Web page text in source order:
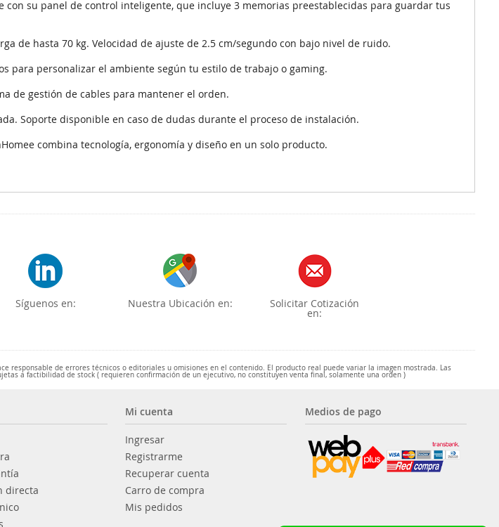
su panel de control inteligente, que incluye 3 memorias preestablecidas para guardar tus
de hasta 70 kg. Velocidad de ajuste de 2.5 cm/segundo con bajo nivel de ruido.
para personalizar el ambiente según tu estilo de trabajo o gaming.
de gestión de cables para mantener el orden.
Soporte disponible en caso de dudas durante el proceso de instalación.
combina tecnología, ergonomía y diseño en un solo producto.
Síguenos en: Nuestra Ubicación en: Solicitar Cotización
en:
responsable de errores técnicos o editoriales u omisiones en el contenido. El producto real puede variar la imagen mostrada. Las
a factibilidad de stock ( requieren confirmación de un ejecutivo, no constituyen venta final, solamente una orden )
directa
Mi cuenta
Ingresar
Registrarme
Recuperar cuenta
Carro de compra
Mis pedidos
Medios de pago